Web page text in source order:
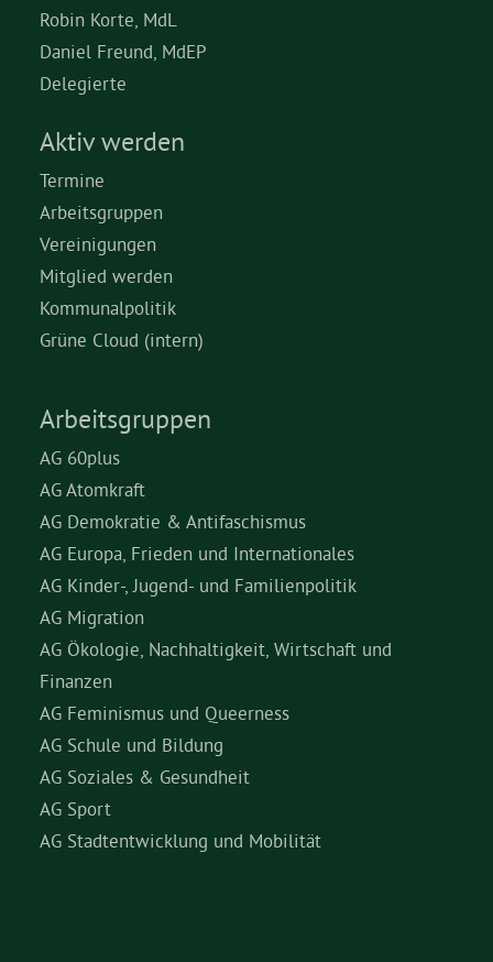
Robin Korte, MdL
Daniel Freund, MdEP
Delegierte
Aktiv werden
Termine
Arbeitsgruppen
Vereinigungen
Mitglied werden
Kommunalpolitik
Grüne Cloud (intern)
Arbeitsgruppen
AG 60plus
AG Atomkraft
AG Demokratie & Antifaschismus
AG Europa, Frieden und Internationales
AG Kinder-, Jugend- und Familienpolitik
AG Migration
AG Ökologie, Nachhaltigkeit, Wirtschaft und
Finanzen
AG Feminismus und Queerness
AG Schule und Bildung
AG Soziales & Gesundheit
AG Sport
AG Stadtentwicklung und Mobilität